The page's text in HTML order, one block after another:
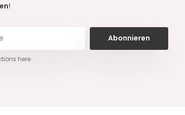
!
Abonnieren
here